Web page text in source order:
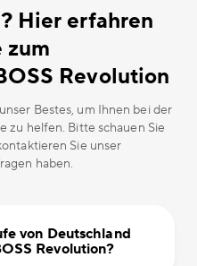
Hier erfahren
zum
Revolution
Bestes, um Ihnen bei der
zu helfen. Bitte schauen Sie
Sie unser
haben.
von Deutschland
Revolution?